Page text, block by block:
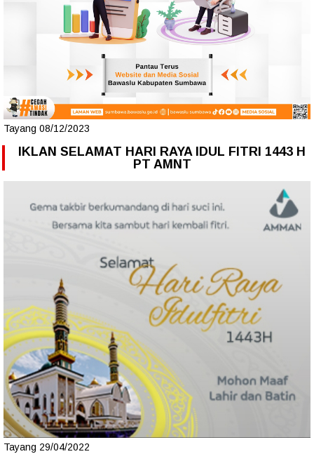
Tayang 08/12/2023
IKLAN SELAMAT HARI RAYA IDUL FITRI 1443 H
PT AMNT
Tayang 29/04/2022